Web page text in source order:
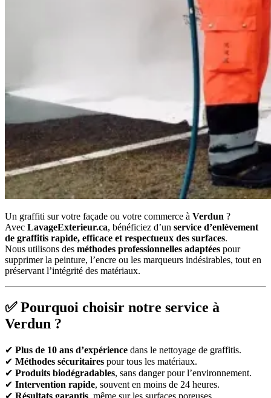
Un graffiti sur votre façade ou votre commerce à Verdun ?
Avec LavageExterieur.ca, bénéficiez d’un service d’enlèvement
de graffitis rapide, efficace et respectueux des surfaces.
Nous utilisons des méthodes professionnelles adaptées pour
supprimer la peinture, l’encre ou les marqueurs indésirables, tout en
préservant l’intégrité des matériaux.
✅ Pourquoi choisir notre service à
Verdun ?
✔ Plus de 10 ans d’expérience dans le nettoyage de graffitis.
✔ Méthodes sécuritaires pour tous les matériaux.
✔ Produits biodégradables, sans danger pour l’environnement.
✔ Intervention rapide, souvent en moins de 24 heures.
✔ Résultats garantis , même sur les surfaces poreuses.